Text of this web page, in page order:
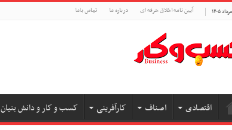
آیین نامه اخلاق حرفه ای درباره ما تماس باما
اقتصادی اصناف کارآفرینی کسب و کار و دانش بنیان